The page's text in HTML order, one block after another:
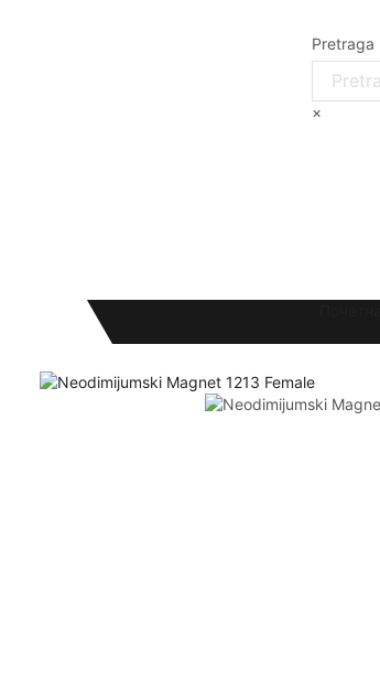
Pretraga
×